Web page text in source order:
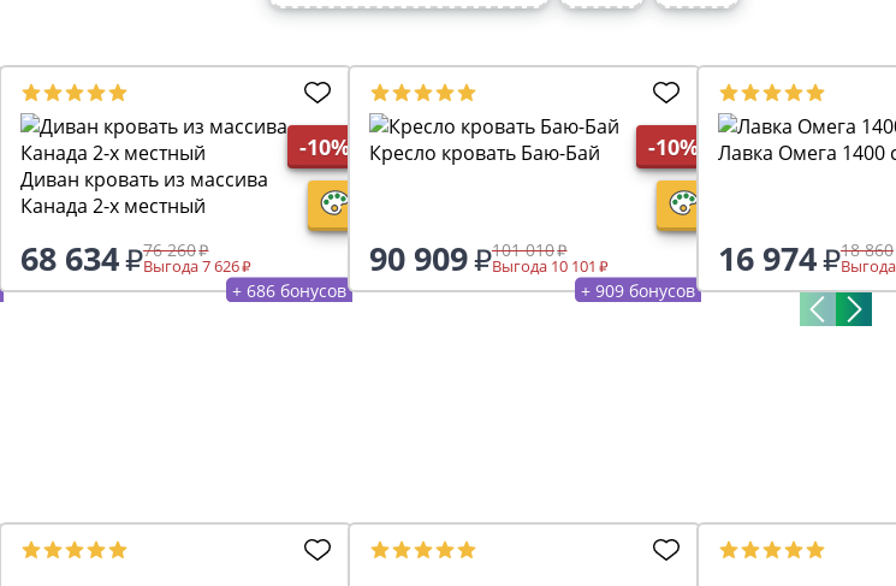
-10%
Диван кровать из массива
Канада 2-х местный
68 634 76 260
Выгода 7 626
+ 686 бонусов
-10%
Кресло кровать Баю-Бай
90 909 101 010
Выгода 10 101
+ 909 бонусов
Лавка Омега 1400
16 974 18 860